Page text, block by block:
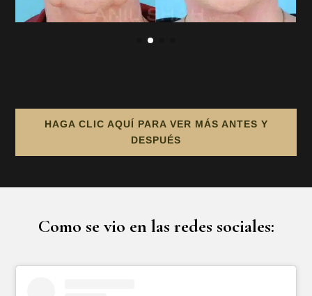
HAGA CLIC AQUÍ PARA VER MÁS ANTES Y
DESPUÉS
Como se vio en las redes sociales: